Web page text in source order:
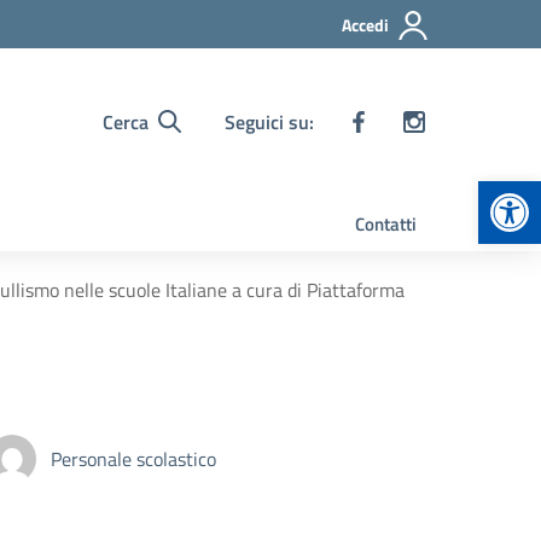
Accedi
Cerca Seguici su:
Contatti
nelle scuole Italiane a cura di Piattaforma
Personale scolastico